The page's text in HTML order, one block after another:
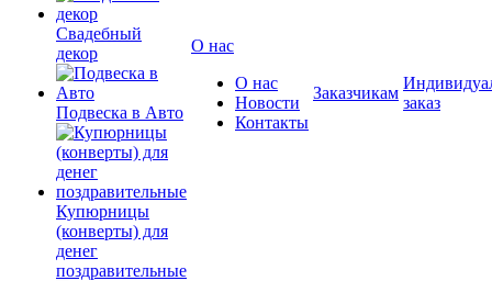
Свадебный
декор
Подвеска в Авто
Купюрницы
(конверты) для
денег
поздравительные
О нас
О нас
Новости
Контакты
Заказчикам
заказ